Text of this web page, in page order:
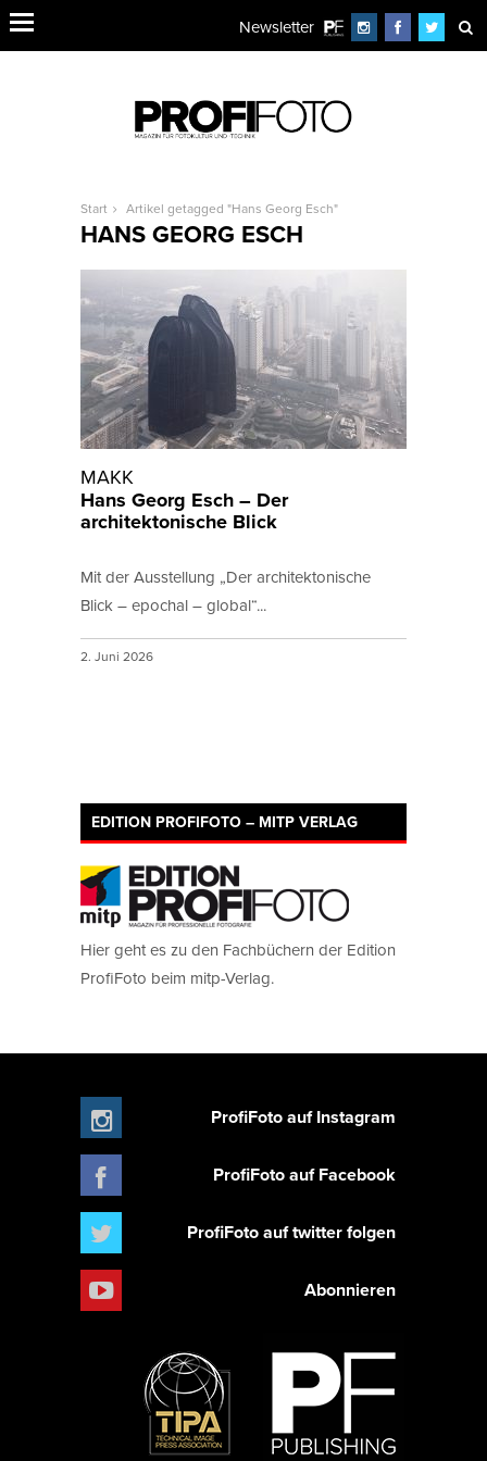
Newsletter
Start Artikel getagged "Hans Georg Esch"
HANS GEORG ESCH
MAKK
Hans Georg Esch – Der
architektonische Blick
Mit der Ausstellung „Der architektonische
Blick – epochal – global“...
2. Juni 2026
EDITION PROFIFOTO – MITP VERLAG
Hier geht es zu den Fachbüchern der Edition
ProfiFoto beim mitp-Verlag.
ProfiFoto auf Instagram
ProfiFoto auf Facebook
ProfiFoto auf twitter folgen
Abonnieren